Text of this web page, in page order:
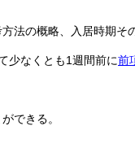
法の概略、入居時期そ
少なくとも1週間前に前
できる。